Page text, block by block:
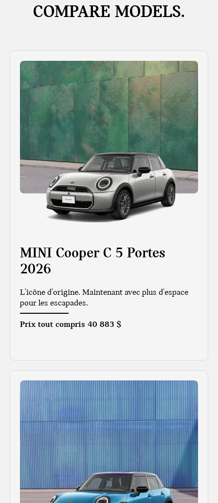
COMPARE MODELS.
MINI Cooper C 5 Portes
2026
L'icône d'origine. Maintenant avec plus d'espace
pour les escapades.
Prix tout compris 40 883 $